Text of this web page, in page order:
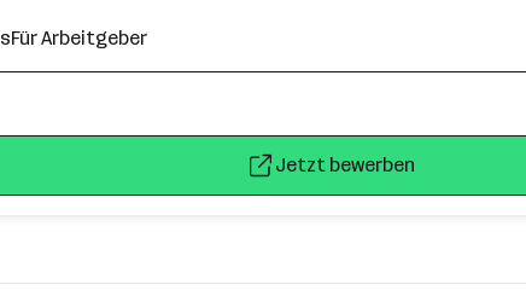
Für Arbeitgeber
Jetzt bewerben